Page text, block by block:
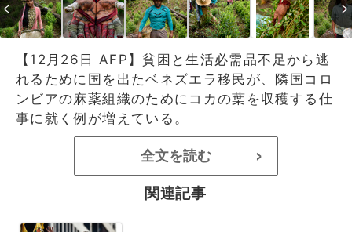
【12月26日 AFP】貧困と生活必需品不足から逃
れるために国を出たベネズエラ移民が、隣国コロ
ンビアの麻薬組織のためにコカの葉を収穫する仕
事に就く例が増えている。
全文を読む >
関連記事